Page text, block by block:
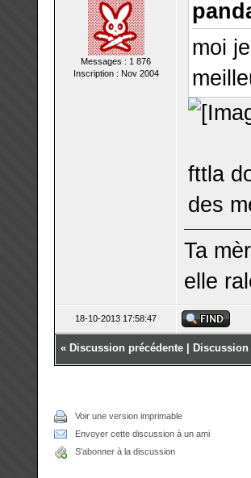
Messages : 1 876
Inscription : Nov 2004
moi
fttla
des
Ta
elle
18-10-2013 17:58:47
« Discussion précédente
Voir une version imprimable
Envoyer cette discussion à un ami
S'abonner à la discussion